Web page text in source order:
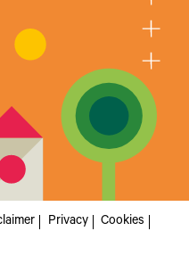
Privacy
Cookies